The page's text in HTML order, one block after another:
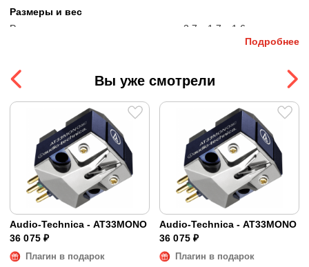
Размеры и вес
Размеры
2.7 x 1.7 x 1.6 см
Подробнее
Вы уже смотрели
Audio-Technica - AT33MONO
36 075 ₽
Плагин в подарок
Audio-Technica - AT33MONO
36 075 ₽
Плагин в подарок